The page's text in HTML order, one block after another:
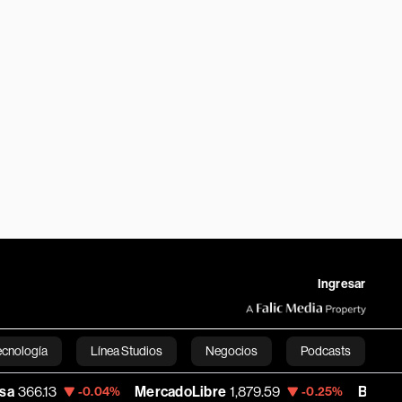
Ingresar
Línea Studios Negocios Podcasts
English
-0.04% MercadoLibre 1,879.59 -0.25% Banco de